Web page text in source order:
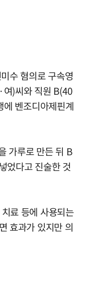
수 혐의로 구속영
여)씨와 직원 B(40
벤조디아제핀계
가루로 만든 뒤 B
었다고 진술한 것
료 등에 사용되는
효과가 있지만 의